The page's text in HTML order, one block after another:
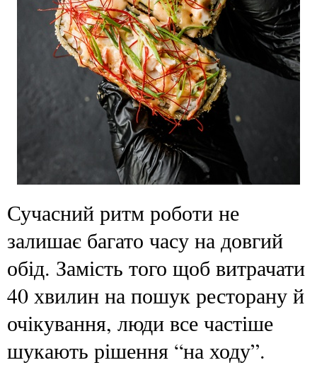
Сучасний ритм роботи не
залишає багато часу на довгий
обід. Замість того щоб витрачати
40 хвилин на пошук ресторану й
очікування, люди все частіше
шукають рішення “на ходу”.